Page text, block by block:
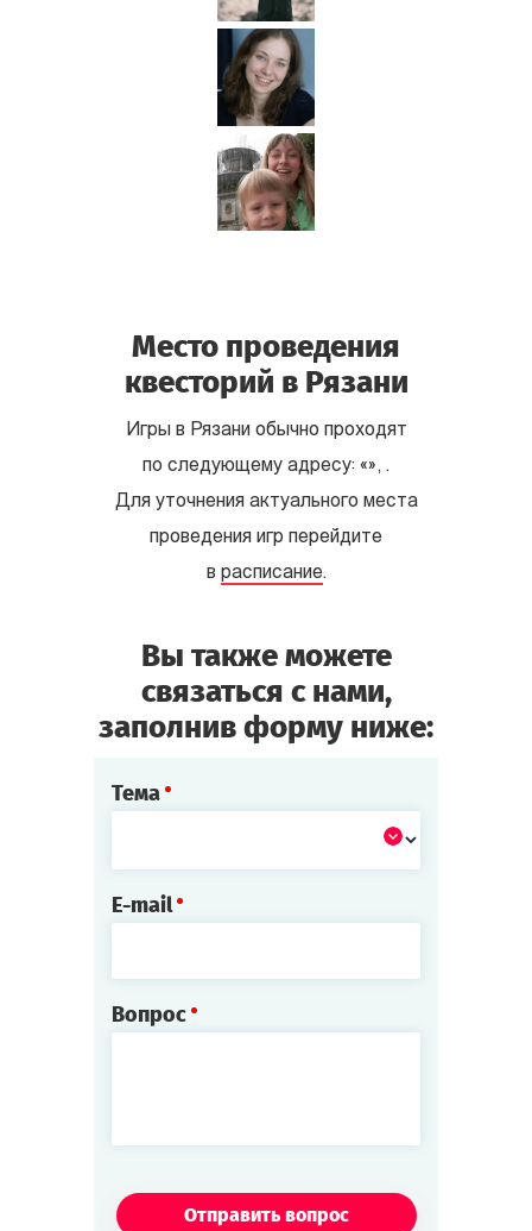
Место проведения
квесторий в Рязани
Игры в Рязани обычно проходят
по следующему адресу: «», .
Для уточнения актуального места
проведения игр перейдите
в расписание.
Вы также можете
связаться с нами,
заполнив форму ниже:
Тема
E-mail
Вопрос
Отправить вопрос